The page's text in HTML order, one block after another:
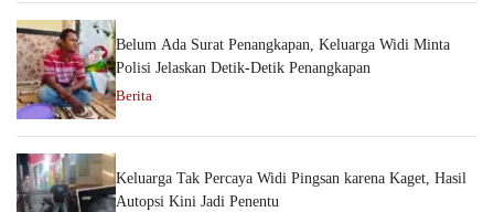
Belum Ada Surat Penangkapan, Keluarga Widi Minta
Polisi Jelaskan Detik-Detik Penangkapan
Berita
Keluarga Tak Percaya Widi Pingsan karena Kaget, Hasil
Autopsi Kini Jadi Penentu